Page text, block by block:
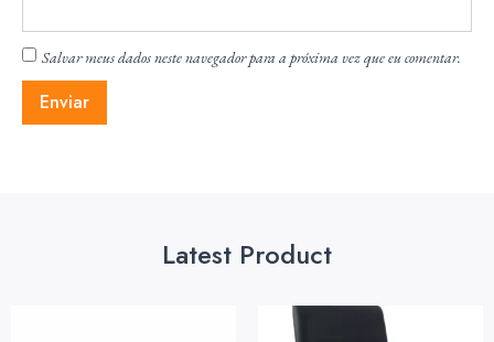
Salvar meus dados neste navegador para a próxima vez que eu comentar.
Latest Product